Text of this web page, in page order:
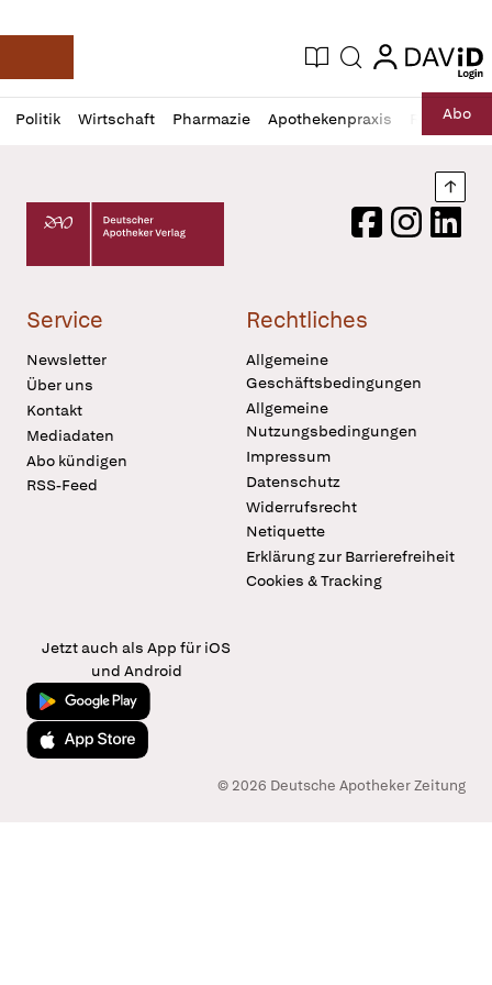
Deutsche Apotheker Zeitung
Aktuelle Ausgabe
Suche login
login
Politik Wirtschaft Pharmazie Apothekenpraxis RechtAbo
Profil
öffnen
Daz
Pur
Deutscher Apotheker Verlag Logo
FacebookInstagram
Service
Newsletter
Über uns
Kontakt
Mediadaten
Abo kündigen
RSS-Feed
Rechtliches
Allgemeine
Geschäftsbedingungen
Allgemeine
Nutzungsbedingungen
Impressum
Datenschutz
Widerrufsrecht
Netiquette
Erklärung zur Barrierefreiheit
Cookies & Tracking
Jetzt auch als App für iOS
und Android
Jetzt bei Google Play
Laden im App Store
© 2026 Deutsche Apotheker Zeitung